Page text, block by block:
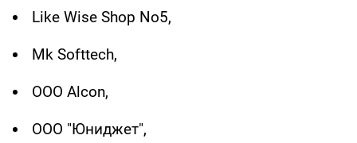
Like Wise Shop No5,
Mk Softtech,
ООО Alcon,
ООО "Юниджет",